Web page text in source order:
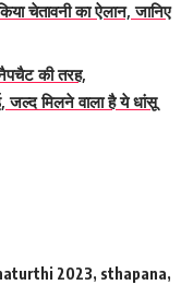
चेतावनी का ऐलान, जानिए
की तरह,
मिलने वाला है ये धांसू
2023, sthapana,